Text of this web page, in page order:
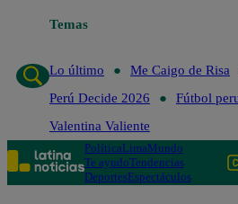
Temas
Lo último Me Caigo de Risa
Lo último
Me Caigo de Risa
Perú Decide 2026
Fútbol
Valentina Valiente
PolíticaLimaMundo
Te ayudoTendencias
DeportesEspectáculos